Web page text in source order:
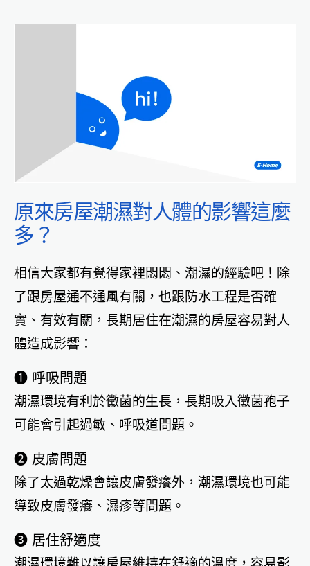
原來房屋潮濕對人體的影響這麼
多？
相信大家都有覺得家裡悶悶、潮濕的經驗吧！除
了跟房屋通不通風有關，也跟防水工程是否確
實、有效有關，長期居住在潮濕的房屋容易對人
體造成影響：
➊ 呼吸問題
潮濕環境有利於黴菌的生長，長期吸入黴菌孢子
可能會引起過敏、呼吸道問題。
➋ 皮膚問題
除了太過乾燥會讓皮膚發癢外，潮濕環境也可能
導致皮膚發癢、濕疹等問題。
➌ 居住舒適度